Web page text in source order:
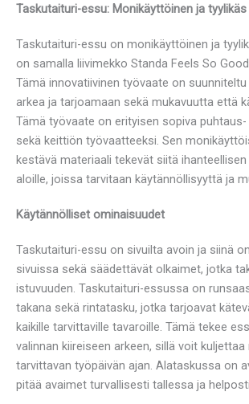
Taskutaituri-essu: Monikäyttöinen ja
Taskutaituri-essu on monikäyttöinen ja
on samalla liivimekko Standa Feels So
Tämä innovatiivinen työvaate on
arkea ja tarjoamaan sekä mukavuutta että
Tämä työvaate on erityisen sopiva
sekä keittiön työvaatteeksi. Sen
kestävä materiaali tekevät siitä ihanteellisen
aloille, joissa tarvitaan käytännöllisyyttä ja
Käytännölliset ominaisuudet
Taskutaituri-essu on sivuilta avoin ja siinä
sivuissa sekä säädettävät olkaimet, jotka
istuvuuden. Taskutaituri-essussa on
takana sekä rintatasku, jotka tarjoavat
kaikille tarvittaville tavaroille. Tämä tekee
valinnan kiireiseen arkeen, sillä voit kuljettaa
tarvittavan työpäivän ajan. Alataskussa on
pitää avaimet turvallisesti tallessa ja